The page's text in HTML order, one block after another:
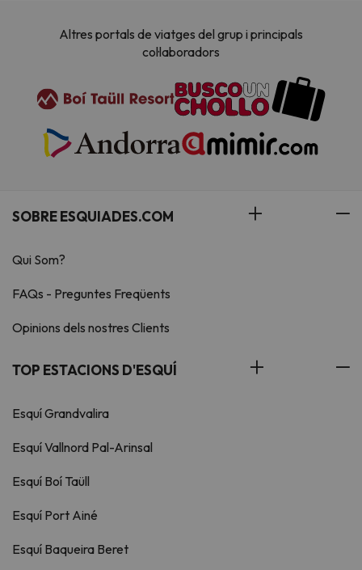
Altres portals de viatges del grup i principals
col·laboradors
SOBRE ESQUIADES.COM
Qui Som?
FAQs - Preguntes Freqüents
Opinions dels nostres Clients
TOP ESTACIONS D'ESQUÍ
Esquí Grandvalira
Esquí Vallnord Pal-Arinsal
Esquí Boí Taüll
Esquí Port Ainé
Esquí Baqueira Beret